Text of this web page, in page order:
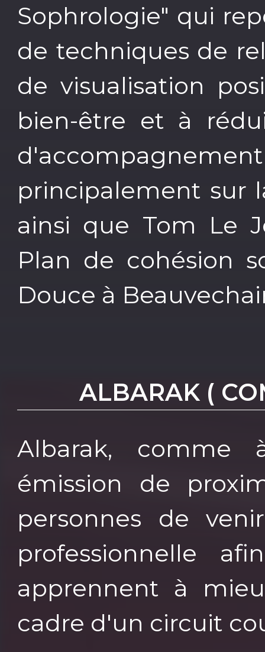
Sophrologie" qui
de techniques de
de visualisation
bien-être et à
principalement sur
ainsi que Tom Le
Plan de cohésion
Douce à
ALBARAK (
Albarak,
émission de
personnes de
professionnelle
apprennent à
cadre d'un circuit